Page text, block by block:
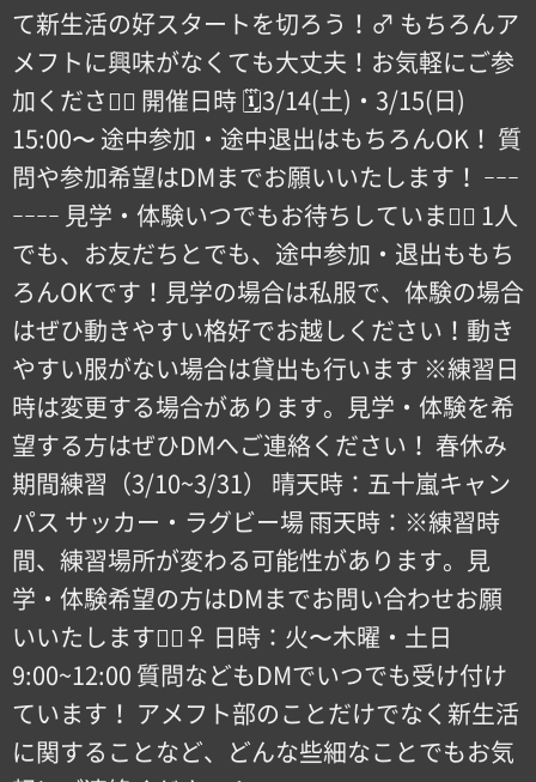
て新生活の好スタートを切ろう！‍♂️ もちろんア
メフトに興味がなくても大丈夫！お気軽にご参
加ください🏻 ️開催日時️ 🗓3/14(土)・3/15(日)
15:00〜 ️途中参加・途中退出はもちろんOK！️ 質
問や参加希望はDMまでお願いいたします！️ ｰｰｰ
ｰｰｰｰ 見学・体験いつでもお待ちしています🏻 1人
でも、お友だちとでも、途中参加・退出ももち
ろんOKです！見学の場合は私服で、体験の場合
はぜひ動きやすい格好でお越しください！動き
やすい服がない場合は貸出も行います ※練習日
時は変更する場合があります。見学・体験を希
望する方はぜひDMへご連絡ください！ 春休み
期間練習（3/10~3/31） 晴天時：五十嵐キャン
パス サッカー・ラグビー場 雨天時：※練習時
間、練習場所が変わる可能性があります。見
学・体験希望の方はDMまでお問い合わせお願
いいたします！🏻‍♀️ 日時：火〜木曜・土日
9:00~12:00 質問などもDMでいつでも受け付け
ています！ アメフト部のことだけでなく新生活
に関することなど、どんな些細なことでもお気